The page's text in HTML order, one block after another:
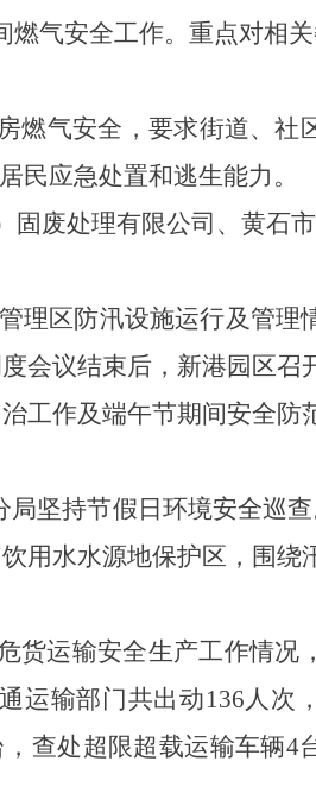
气安全工作。重点对相
燃气安全，要求街道、社
民应急处置和逃生能力。
固废处理有限公司、黄石
理区防汛设施运行及管理
会议结束后，新港园区召
工作及端午节期间安全防
坚持节假日环境安全巡
用水水源地保护区，围绕
货运输安全生产工作情况
运输部门共出动136人次
查处超限超载运输车辆4